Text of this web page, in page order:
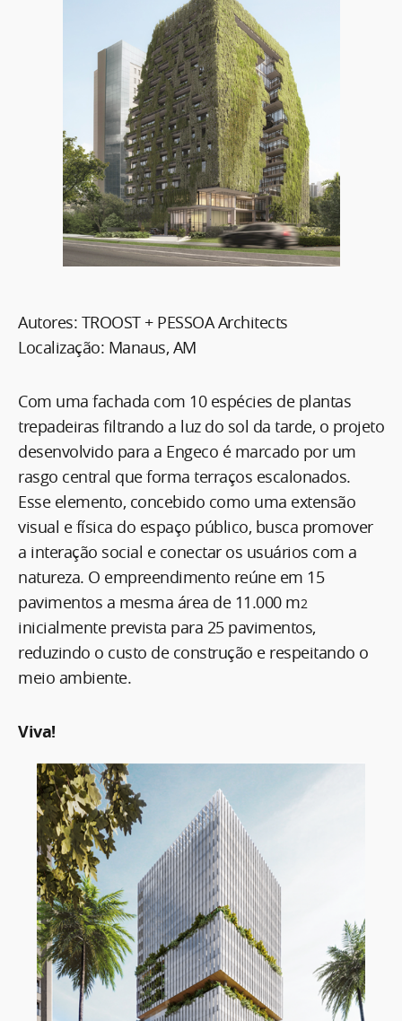
Autores: TROOST + PESSOA Architects
Localização: Manaus, AM
Com uma fachada com 10 espécies de plantas
trepadeiras filtrando a luz do sol da tarde, o projeto
desenvolvido para a Engeco é marcado por um
rasgo central que forma terraços escalonados.
Esse elemento, concebido como uma extensão
visual e física do espaço público, busca promover
a interação social e conectar os usuários com a
natureza. O empreendimento reúne em 15
pavimentos a mesma área de 11.000 m2
inicialmente prevista para 25 pavimentos,
reduzindo o custo de construção e respeitando o
meio ambiente.
Viva!